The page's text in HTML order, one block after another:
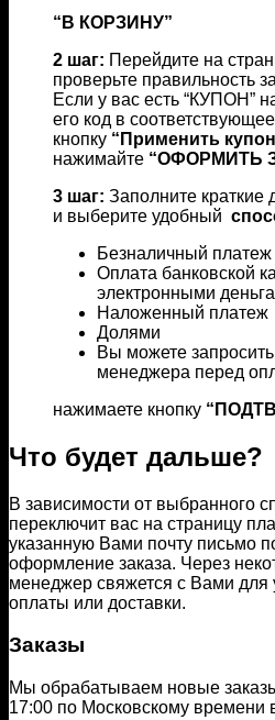
“В КОРЗИНУ”
2 шаг: Перейдите на
проверьте правильность
Если у вас есть “КУПОН”
его код в
кнопку “Применить
нажимайте “ОФОРМИТЬ
3 шаг: Заполните краткие
и выберите удобный
Безналичный платеж
Оплата банковской
электронными
Наложенный платеж
Долями
Вы можете
менеджера перед
нажимаете кнопку
Что будет дальше?
В зависимости от выбранного
переключит вас на страницу
указанную Вами почту письмо
оформление заказа. Через
менеджер свяжется с Вами для
оплаты или доставки.
Заказы
Мы обрабатываем новые
17:00 по Московскому времени